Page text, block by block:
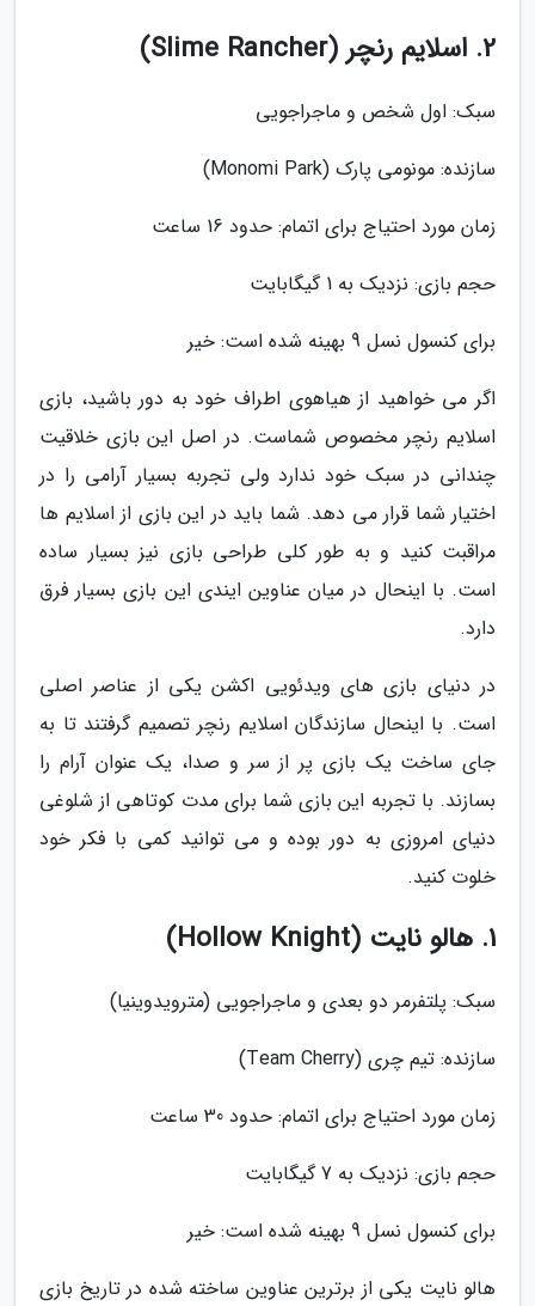
2. اسلایم رنچر (Slime Rancher)
سبک: اول شخص و ماجراجویی
سازنده: مونومی پارک (Monomi Park)
زمان مورد احتیاج برای اتمام: حدود 16 ساعت
حجم بازی: نزدیک به 1 گیگابایت
برای کنسول نسل 9 بهینه شده است: خیر
اگر می خواهید از هیاهوی اطراف خود به دور باشید، بازی
اسلایم رنچر مخصوص شماست. در اصل این بازی خلاقیت
چندانی در سبک خود ندارد ولی تجربه بسیار آرامی را در
اختیار شما قرار می دهد. شما باید در این بازی از اسلایم ها
مراقبت کنید و به طور کلی طراحی بازی نیز بسیار ساده
است. با اینحال در میان عناوین ایندی این بازی بسیار فرق
دارد.
در دنیای بازی های ویدئویی اکشن یکی از عناصر اصلی
است. با اینحال سازندگان اسلایم رنچر تصمیم گرفتند تا به
جای ساخت یک بازی پر از سر و صدا، یک عنوان آرام را
بسازند. با تجربه این بازی شما برای مدت کوتاهی از شلوغی
دنیای امروزی به دور بوده و می توانید کمی با فکر خود
خلوت کنید.
1. هالو نایت (Hollow Knight)
سبک: پلتفرمر دو بعدی و ماجراجویی (مترویدوینیا)
سازنده: تیم چری (Team Cherry)
زمان مورد احتیاج برای اتمام: حدود 30 ساعت
حجم بازی: نزدیک به 7 گیگابایت
برای کنسول نسل 9 بهینه شده است: خیر
هالو نایت یکی از برترین عناوین ساخته شده در تاریخ بازی